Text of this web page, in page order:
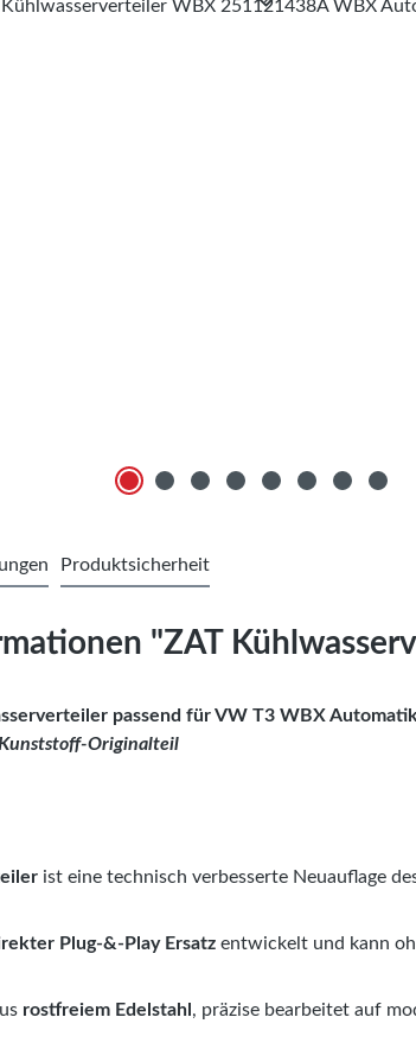
Produktsicherheit
"ZAT
passend für VW T3 WBX
Originalteil
ist eine technisch verbesserte Neuauflage
Plug-&-Play Ersatz entwickelt und kann
rostfreiem Edelstahl , präzise bearbeitet auf